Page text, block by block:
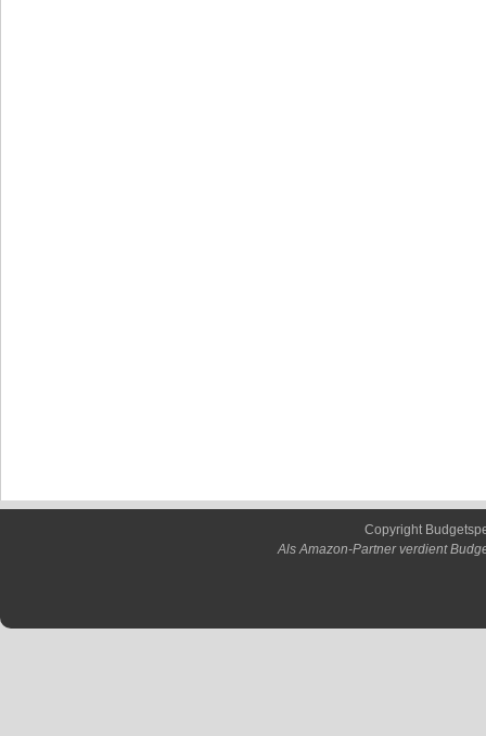
Copyright
Als Amazon-Partner verdient